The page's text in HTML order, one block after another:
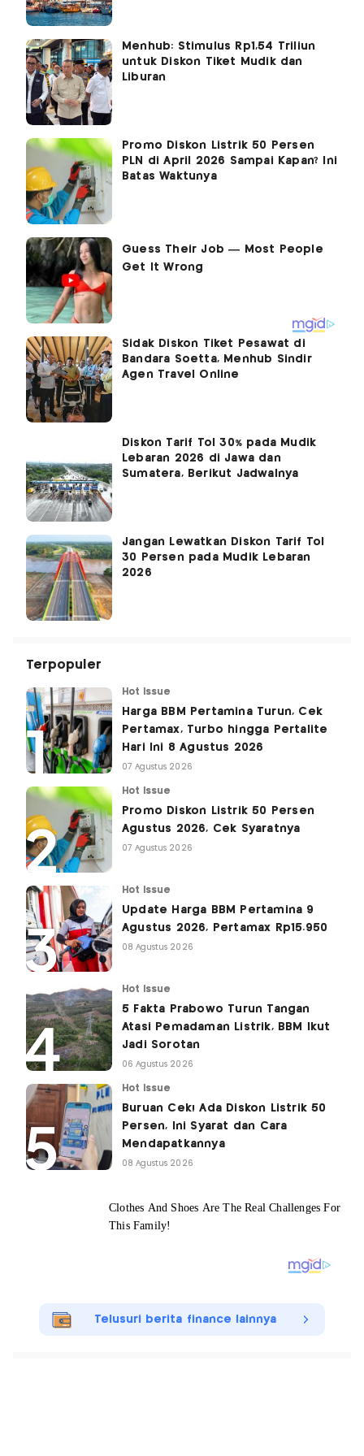
Menhub: Stimulus Rp1,54 Triliun
untuk Diskon Tiket Mudik dan
Liburan
Promo Diskon Listrik 50 Persen
PLN di April 2026 Sampai Kapan? Ini
Batas Waktunya
Sidak Diskon Tiket Pesawat di
Bandara Soetta, Menhub Sindir
Agen Travel Online
Diskon Tarif Tol 30% pada Mudik
Lebaran 2026 di Jawa dan
Sumatera, Berikut Jadwalnya
Jangan Lewatkan Diskon Tarif Tol
30 Persen pada Mudik Lebaran
2026
Terpopuler
Hot Issue
Harga BBM Pertamina Turun, Cek
Pertamax, Turbo hingga Pertalite
Hari Ini 8 Agustus 2026
07 Agustus 2026
Hot Issue
Promo Diskon Listrik 50 Persen
Agustus 2026, Cek Syaratnya
07 Agustus 2026
Hot Issue
Update Harga BBM Pertamina 9
Agustus 2026, Pertamax Rp15.950
08 Agustus 2026
Hot Issue
5 Fakta Prabowo Turun Tangan
Atasi Pemadaman Listrik, BBM Ikut
Jadi Sorotan
06 Agustus 2026
Hot Issue
Buruan Cek! Ada Diskon Listrik 50
Persen, Ini Syarat dan Cara
Mendapatkannya
08 Agustus 2026
Telusuri berita finance lainnya